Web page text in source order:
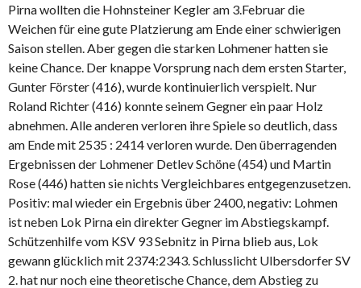
Pirna wollten die Hohnsteiner Kegler am 3.Februar die
Weichen für eine gute Platzierung am Ende einer schwierigen
Saison stellen. Aber gegen die starken Lohmener hatten sie
keine Chance. Der knappe Vorsprung nach dem ersten Starter,
Gunter Förster (416), wurde kontinuierlich verspielt. Nur
Roland Richter (416) konnte seinem Gegner ein paar Holz
abnehmen. Alle anderen verloren ihre Spiele so deutlich, dass
am Ende mit 2535 : 2414 verloren wurde. Den überragenden
Ergebnissen der Lohmener Detlev Schöne (454) und Martin
Rose (446) hatten sie nichts Vergleichbares entgegenzusetzen.
Positiv: mal wieder ein Ergebnis über 2400, negativ: Lohmen
ist neben Lok Pirna ein direkter Gegner im Abstiegskampf.
Schützenhilfe vom KSV 93 Sebnitz in Pirna blieb aus, Lok
gewann glücklich mit 2374:2343. Schlusslicht Ulbersdorfer SV
2. hat nur noch eine theoretische Chance, dem Abstieg zu